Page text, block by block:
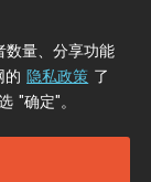
数量、分享功能
的 隐私政策 了
"确定"。